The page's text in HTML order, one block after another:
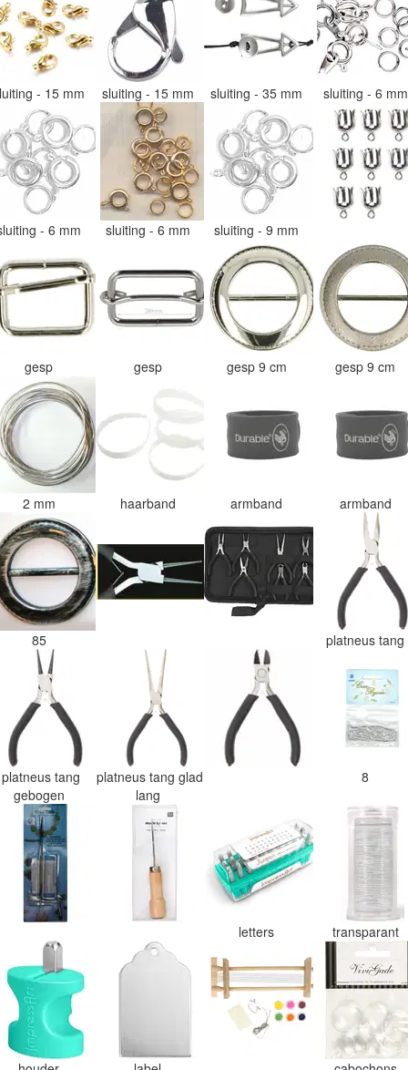
- 15 mm sluiting - 15 mm sluiting - 35 mm sluiting - 6
- 6 mm sluiting - 6 mm sluiting - 9 mm
gesp gesp gesp 9 cm gesp 9 cm
2 mm haarband armband armband
85 platneus tang
platneus tang
gebogen
platneus tang glad
lang
8
letters transparant